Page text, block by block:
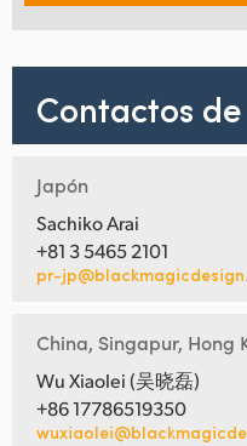
Contactos
Japón
Sachiko Arai
+81 3 5465 2101
pr-
China, Singapur, Hong
Wu Xiaolei (吴晓磊)
+86 17786519350